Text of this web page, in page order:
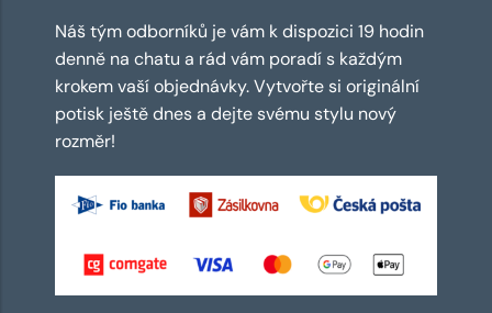
Náš tým odborníků je vám k dispozici 19 hodin
denně na chatu a rád vám poradí s každým
krokem vaší objednávky. Vytvořte si originální
potisk ještě dnes a dejte svému stylu nový
rozměr!